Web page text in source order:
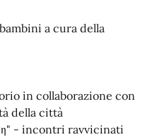
a cura della
in collaborazione con
della città
- incontri ravvicinati